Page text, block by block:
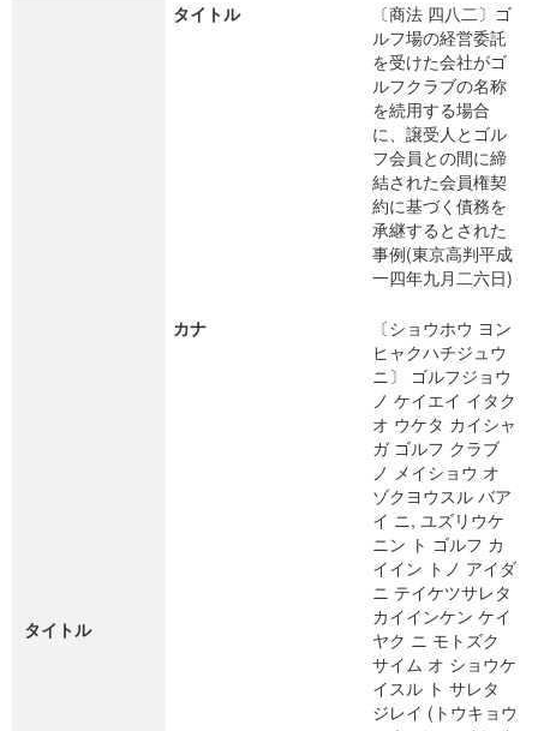
タイトル
タイトル
〔商法 四八二〕ゴ
ルフ場の経営委託
を受けた会社がゴ
ルフクラブの名称
を続用する場合
に、譲受人とゴル
フ会員との間に締
結された会員権契
約に基づく債務を
承継するとされた
事例(東京高判平成
一四年九月二六日)
カナ
〔ショウホウ ヨン
ヒャクハチジュウ
ニ〕 ゴルフジョウ
ノ ケイエイ イタク
オ ウケタ カイシャ
ガ ゴルフ クラブ
ノ メイショウ オ
ゾクヨウスル バア
イ ニ, ユズリウケ
ニン ト ゴルフ カ
イイン トノ アイダ
ニ テイケツサレタ
カイインケン ケイ
ヤク ニ モトズク
サイム オ ショウケ
イスル ト サレタ
ジレイ (トウキョウ